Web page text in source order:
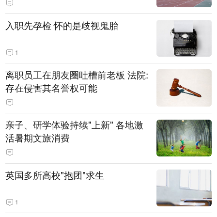
入职先孕检 怀的是歧视鬼胎
1
离职员工在朋友圈吐槽前老板 法院:
存在侵害其名誉权可能
亲子、研学体验持续"上新" 各地激
活暑期文旅消费
英国多所高校"抱团"求生
1